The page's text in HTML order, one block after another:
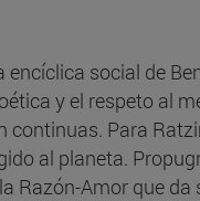
social de
y el respeto al
Para
al planeta.
Razón-Amor que